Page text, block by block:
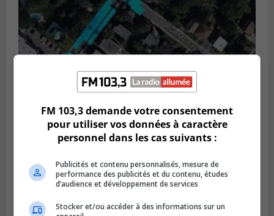
GREENFIELD PARK
Publié le 6 août 2026 à 13h45
Greenfield Park veut s’armer contre les
pluies
FM 103,3 demande votre consentement
pour utiliser vos données à caractère
personnel dans les cas suivants :
Publicités et contenu personnalisés, mesure de
performance des publicités et du contenu, études
d’audience et développement de services
Stocker et/ou accéder à des informations sur un